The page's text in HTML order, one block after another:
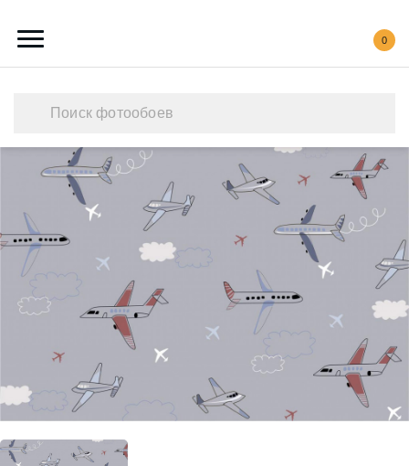
0
Каталог обоев
Наши работы
Создать свои фотообои
Акции
О нас
+38 (097) 151 87 57